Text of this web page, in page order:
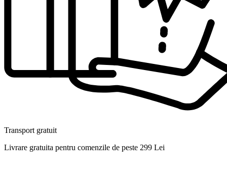
Transport gratuit
Livrare gratuita pentru comenzile de peste 299 Lei